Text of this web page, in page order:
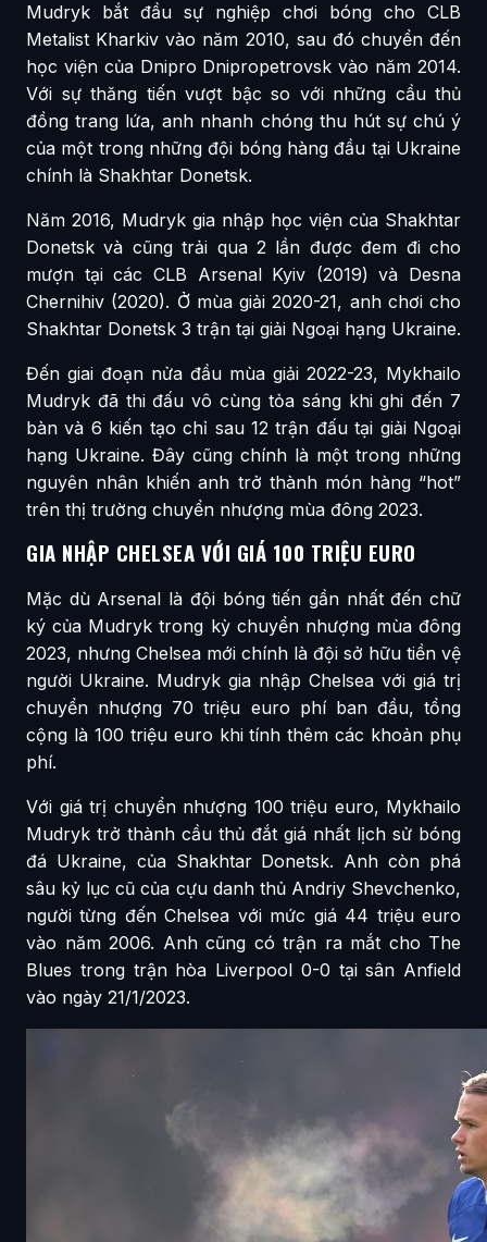
Mudryk bắt đầu sự nghiệp chơi bóng cho CLB
Metalist Kharkiv vào năm 2010, sau đó chuyển đến
học viện của Dnipro Dnipropetrovsk vào năm 2014.
Với sự thăng tiến vượt bậc so với những cầu thủ
đồng trang lứa, anh nhanh chóng thu hút sự chú ý
của một trong những đội bóng hàng đầu tại Ukraine
chính là Shakhtar Donetsk.
Năm 2016, Mudryk gia nhập học viện của Shakhtar
Donetsk và cũng trải qua 2 lần được đem đi cho
mượn tại các CLB Arsenal Kyiv (2019) và Desna
Chernihiv (2020). Ở mùa giải 2020-21, anh chơi cho
Shakhtar Donetsk 3 trận tại giải Ngoại hạng Ukraine.
Đến giai đoạn nửa đầu mùa giải 2022-23, Mykhailo
Mudryk đã thi đấu vô cùng tỏa sáng khi ghi đến 7
bàn và 6 kiến tạo chỉ sau 12 trận đấu tại giải Ngoại
hạng Ukraine. Đây cũng chính là một trong những
nguyên nhân khiến anh trở thành món hàng “hot”
trên thị trường chuyển nhượng mùa đông 2023.
GIA NHẬP CHELSEA VỚI GIÁ 100 TRIỆU EURO
Mặc dù Arsenal là đội bóng tiến gần nhất đến chữ
ký của Mudryk trong kỳ chuyển nhượng mùa đông
2023, nhưng Chelsea mới chính là đội sở hữu tiền vệ
người Ukraine. Mudryk gia nhập Chelsea với giá trị
chuyển nhượng 70 triệu euro phí ban đầu, tổng
cộng là 100 triệu euro khi tính thêm các khoản phụ
phí.
Với giá trị chuyển nhượng 100 triệu euro, Mykhailo
Mudryk trở thành cầu thủ đắt giá nhất lịch sử bóng
đá Ukraine, của Shakhtar Donetsk. Anh còn phá
sâu kỷ lục cũ của cựu danh thủ Andriy Shevchenko,
người từng đến Chelsea với mức giá 44 triệu euro
vào năm 2006. Anh cũng có trận ra mắt cho The
Blues trong trận hòa Liverpool 0-0 tại sân Anfield
vào ngày 21/1/2023.